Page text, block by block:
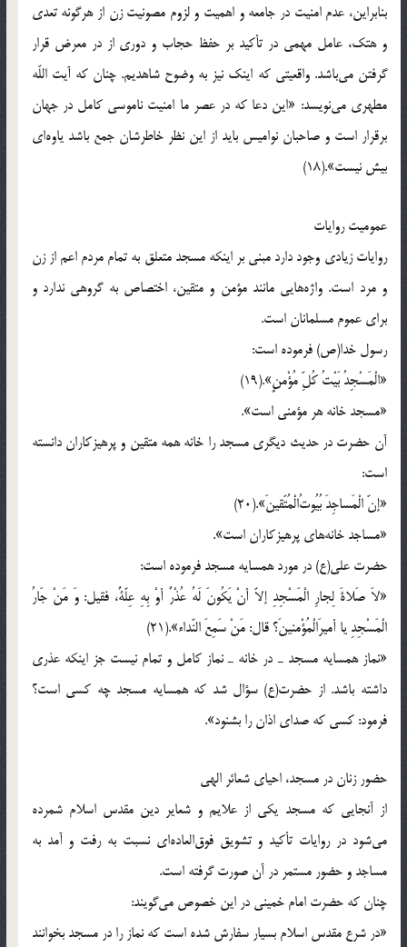
بنابراین، عدم امنیت در جامعه و اهمیت و لزوم مصونیت زن از هرگونه تعدی
و هتک، عامل مهمی در تأکید بر حفظ حجاب و دوری از در معرض قرار
گرفتن می‌باشد. واقعیتی که اینک نیز به وضوح شاهدیم. چنان که آیت اللّه‌
مطهری می‌نویسد: «این دعا که در عصر ما امنیت ناموسی کامل در جهان
برقرار است و صاحبان نوامیس باید از این نظر خاطرشان جمع باشد یاوه‌ای
بیش نیست».(18)
عمومیت روایات
روایات زیادی وجود دارد مبنی بر اینکه مسجد متعلق به تمام مردم اعم از زن
و مرد است. واژه‌هایی مانند مؤمن و متقین، اختصاص به گروهی ندارد و
برای عموم مسلمانان است.
رسول خدا(ص) فرموده است:
«الْمَسْجِدُ بَیْتُ کُلِّ مُؤْمنٍ».(19)
«مسجد خانه هر مؤمنی است».
آن حضرت در حدیث دیگری مسجد را خانه همه متقین و پرهیزکاران دانسته
است:
«إنّ الْمَساجِدَ بُیُوتُ‌الْمُتّقینَ».(20)
«مساجد خانه‌های پرهیزکاران است».
حضرت علی(ع) در مورد همسایه مسجد فرموده است:
«لاَ صَلاةَ لِجارِ الْمَسْجِدِ إلاّ أنْ یَکُونَ لَهُ عُذْرٌ أوْ بِهِ عِلّةٌ، فقیل: وَ مَنْ جَارُ
الْمَسْجِدِ یا أمیرَالْمُؤْمنینَ؟ قال: مَنْ سَمِعَ النّداء».(21)
«نماز همسایه مسجد ـ در خانه ـ نماز کامل و تمام نیست جز اینکه عذری
داشته باشد. از حضرت(ع) سؤال شد که همسایه مسجد چه کسی است؟
فرمود: کسی که صدای اذان را بشنود».
حضور زنان در مسجد، احیای شعائر الهی
از آنجایی که مسجد یکی از علایم و شعایر دین مقدس اسلام شمرده
می‌شود در روایات تأکید و تشویق فوق‌العاده‌ای نسبت به رفت و آمد به
مساجد و حضور مستمر در آن صورت گرفته است.
چنان که حضرت امام خمینی در این خصوص می‌گویند:
«در شرع مقدس اسلام بسیار سفارش شده است که نماز را در مسجد بخوانند